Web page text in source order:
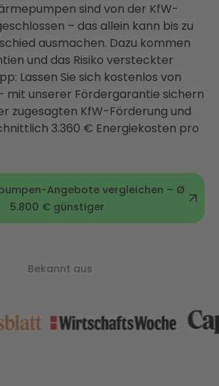
sind von der KfW-
– das allein kann bis zu
ausmachen. Dazu kommen
und das Risiko versteckter
Lassen Sie sich kostenlos von
mit unserer Fördergarantie sichern
zugesagten KfW-Förderung und
3.360 € Energiekosten pro
Angebote vergleichen – Ø
5.800 € günstiger
Bekannt aus